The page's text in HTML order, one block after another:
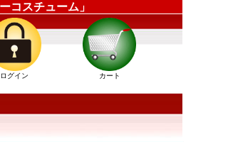
コスチューム」
ログイン カート